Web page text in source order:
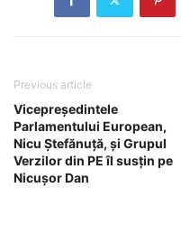
Previous article
Vicepreședintele
Parlamentului European,
Nicu Ștefănuță, și Grupul
Verzilor din PE îl susțin pe
Nicușor Dan